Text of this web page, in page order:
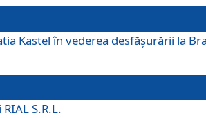
Kastel în vederea desfăşurării la
S.R.L.